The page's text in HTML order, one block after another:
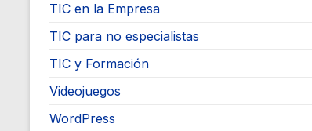
TIC en la Empresa
TIC para no especialistas
TIC y Formación
Videojuegos
WordPress